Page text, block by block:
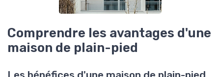
Comprendre les avantages d'une
maison de plain-pied